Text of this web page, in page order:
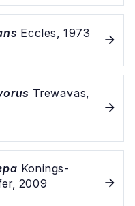
Eccles, 1973
Trewavas,
Konings-
2009